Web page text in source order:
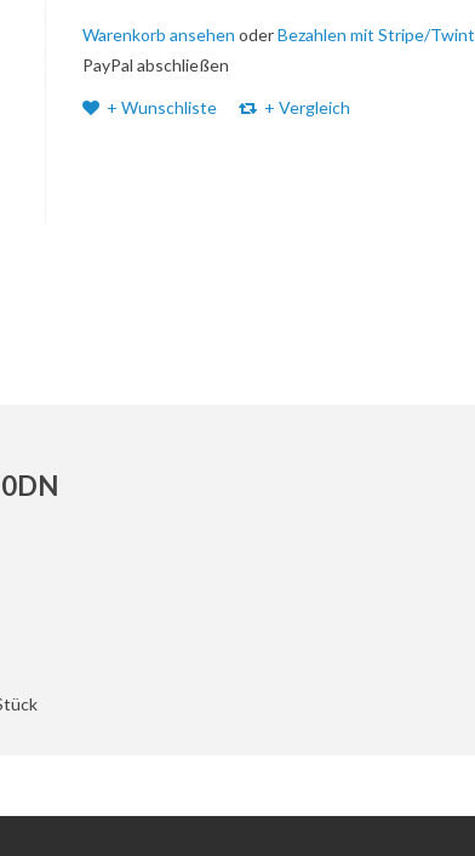
Warenkorb ansehen oderBezahlen mit Stripe/Twint
PayPal abschließen
+ Wunschliste + Vergleich